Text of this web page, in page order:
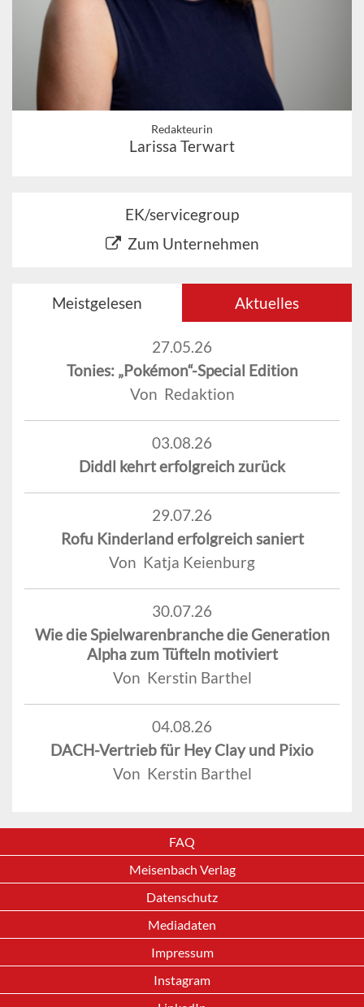
Redakteurin
Larissa Terwart
EK/servicegroup
Zum Unternehmen
Meistgelesen Aktuelles
27.05.26
Tonies: „Pokémon“-Special Edition
Von Redaktion
03.08.26
Diddl kehrt erfolgreich zurück
29.07.26
Rofu Kinderland erfolgreich saniert
Von Katja Keienburg
30.07.26
Wie die Spielwarenbranche die Generation
Alpha zum Tüfteln motiviert
Von Kerstin Barthel
04.08.26
DACH-Vertrieb für Hey Clay und Pixio
Von Kerstin Barthel
FAQ
Meisenbach Verlag
Datenschutz
Mediadaten
Impressum
Instagram